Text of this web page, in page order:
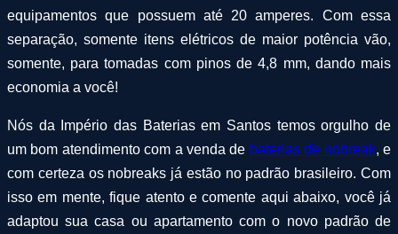
equipamentos que possuem até 20 amperes. Com essa
separação, somente itens elétricos de maior potência vão,
somente, para tomadas com pinos de 4,8 mm, dando mais
economia a você!
Nós da Império das Baterias em Santos temos orgulho de
um bom atendimento com a venda de baterias de nobreak, e
com certeza os nobreaks já estão no padrão brasileiro. Com
isso em mente, fique atento e comente aqui abaixo, você já
adaptou sua casa ou apartamento com o novo padrão de